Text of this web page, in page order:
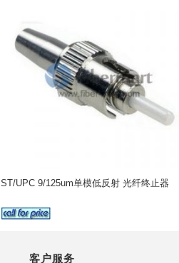
ST/UPC 9/125um单模低反射 光纤终止器
客户服务